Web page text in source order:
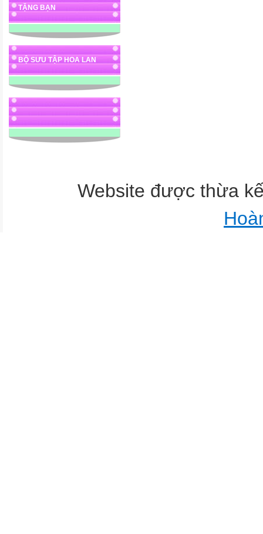
TẶNG BẠN
BỘ SƯU TẬP HOA LAN
Website được thừa